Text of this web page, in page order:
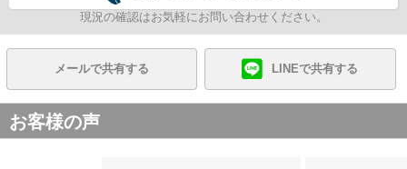
現況の確認はお気軽にお問い合わせください。
メールで共有する LINEで共有する
お客様の声